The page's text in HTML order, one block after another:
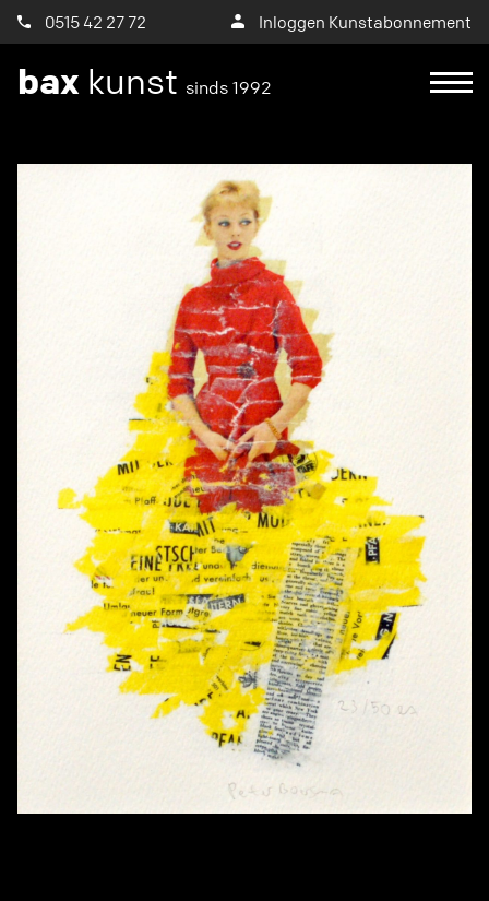
0515 42 27 72 Inloggen Kunstabonnement
bax kunst sinds 1992